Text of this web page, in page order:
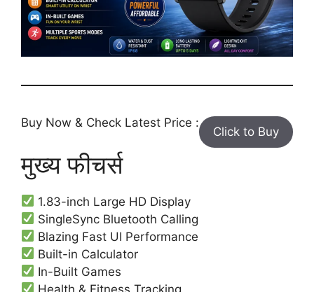
Buy Now & Check Latest Price :
Click to Buy
मुख्य फीचर्स
1.83-inch Large HD Display
SingleSync Bluetooth Calling
Blazing Fast UI Performance
Built-in Calculator
In-Built Games
Health & Fitness Tracking